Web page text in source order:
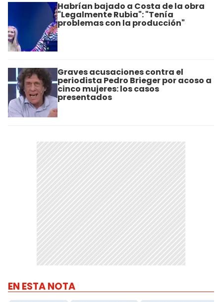
Habrían bajado a Costa de la obra
"Legalmente Rubia": "Tenía
problemas con la producción"
Graves acusaciones contra el
periodista Pedro Brieger por acoso a
cinco mujeres: los casos
presentados
EN ESTA NOTA